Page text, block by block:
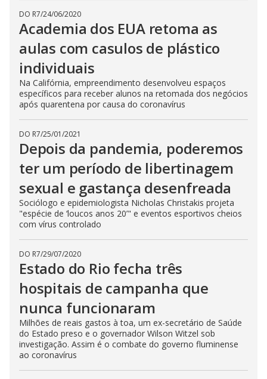
DO R7/24/06/2020
Academia dos EUA retoma as
aulas com casulos de plástico
individuais
Na Califórnia, empreendimento desenvolveu espaços
específicos para receber alunos na retomada dos negócios
após quarentena por causa do coronavírus
DO R7/25/01/2021
Depois da pandemia, poderemos
ter um período de libertinagem
sexual e gastança desenfreada
Sociólogo e epidemiologista Nicholas Christakis projeta
"espécie de ‘loucos anos 20’" e eventos esportivos cheios
com vírus controlado
DO R7/29/07/2020
Estado do Rio fecha três
hospitais de campanha que
nunca funcionaram
Milhões de reais gastos à toa, um ex-secretário de Saúde
do Estado preso e o governador Wilson Witzel sob
investigação. Assim é o combate do governo fluminense
ao coronavírus